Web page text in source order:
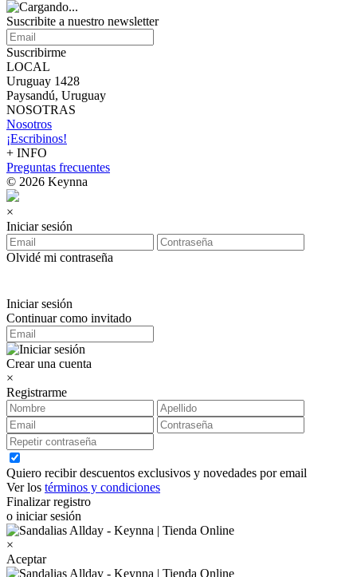
Suscribite a nuestro newsletter
Suscribirme
LOCAL
Uruguay 1428
Paysandú, Uruguay
NOSOTRAS
Nosotros
¡Escribinos!
+ INFO
Preguntas frecuentes
© 2026 Keynna
×
Iniciar sesión
Olvidé mi contraseña
Iniciar sesión
Continuar como invitado
Crear una cuenta
×
Registrarme
Quiero recibir descuentos exclusivos y novedades por email
Ver los términos y condiciones
Finalizar registro
o iniciar sesión
×
Aceptar